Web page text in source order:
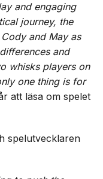
‌and‌ ‌engaging‌
‌journey,‌ ‌the‌
‌and‌ ‌Ma‌y‌‌ ‌as‌
‌and‌
‌whisks‌ ‌players‌ ‌on‌
‌one‌ ‌thing‌ ‌is‌ ‌for‌
att läsa om spelet
spelutvecklaren